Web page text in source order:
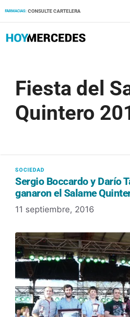
FARMACIAS: CONSULTE CARTELERA
Fiesta del
Quintero
Sergio Boccardo y Darío
ganaron el Salame
11 septiembre, 2016